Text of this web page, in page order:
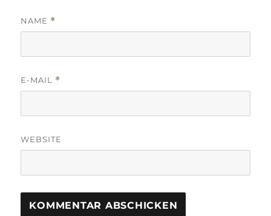
NAME *
E-MAIL *
WEBSITE